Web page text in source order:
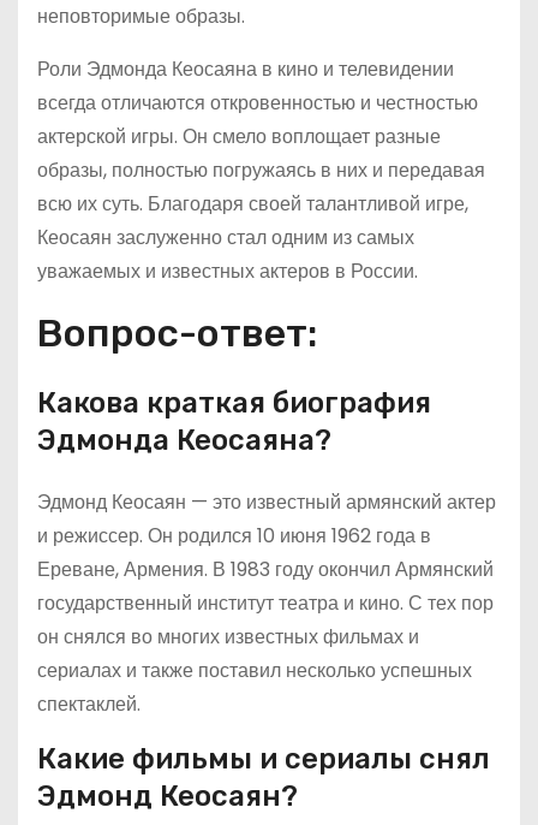
неповторимые образы.
Роли Эдмонда Кеосаяна в кино и телевидении
всегда отличаются откровенностью и честностью
актерской игры. Он смело воплощает разные
образы, полностью погружаясь в них и передавая
всю их суть. Благодаря своей талантливой игре,
Кеосаян заслуженно стал одним из самых
уважаемых и известных актеров в России.
Вопрос-ответ:
Какова краткая биография
Эдмонда Кеосаяна?
Эдмонд Кеосаян — это известный армянский актер
и режиссер. Он родился 10 июня 1962 года в
Ереване, Армения. В 1983 году окончил Армянский
государственный институт театра и кино. С тех пор
он снялся во многих известных фильмах и
сериалах и также поставил несколько успешных
спектаклей.
Какие фильмы и сериалы снял
Эдмонд Кеосаян?